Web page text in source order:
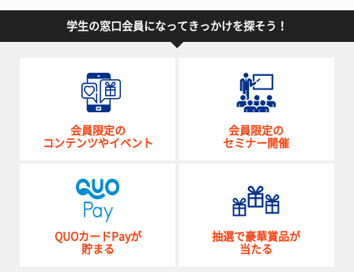
学生の窓口会員になってきっかけを探そう！
会員限定の
コンテンツやイベント
会員限定の
セミナー開催
QUOカードPayが
貯まる
抽選で豪華賞品が
当たる